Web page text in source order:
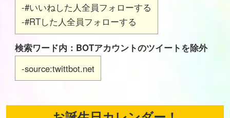
-#いいねした人全員フォローする
-#RTした人全員フォローする
検索ワード内：BOTアカウントのツイートを除外
-source:twittbot.net